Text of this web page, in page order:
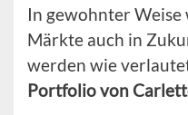
In gewohnter
Märkte auch in
werden wie
Portfolio von